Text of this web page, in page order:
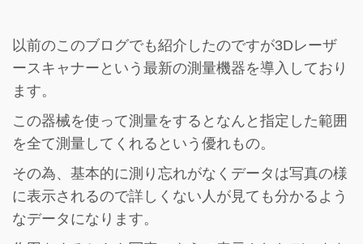
以前のこのブログでも紹介したのですが3Dレーザ
ースキャナーという最新の測量機器を導入しており
ます。
この器械を使って測量をするとなんと指定した範囲
を全て測量してくれるという優れもの。
その為、基本的に測り忘れがなくデータは写真の様
に表示されるので詳しくない人が見ても分かるよう
なデータになります。